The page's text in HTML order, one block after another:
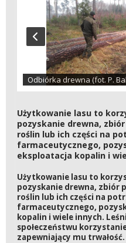
Odbiórka drewna (fot. P.
Użytkowanie lasu to
pozyskanie drewna,
roślin lub ich części na
farmaceutycznego,
eksploatacja kopalin i
Użytkowanie lasu to
pozyskanie drewna, zbiór
roślin lub ich części na
farmaceutycznego,
kopalin i wiele innych.
społeczeństwu
zapewniający mu trwałość.